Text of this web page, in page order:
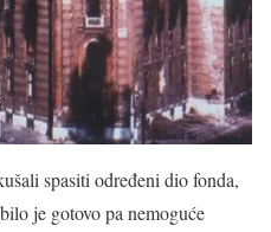
spasiti određeni dio fonda,
je gotovo pa nemoguće